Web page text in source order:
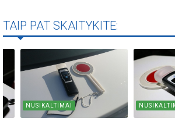
TAIP PAT SKAITYKITE:
NUSIKALTIMAI